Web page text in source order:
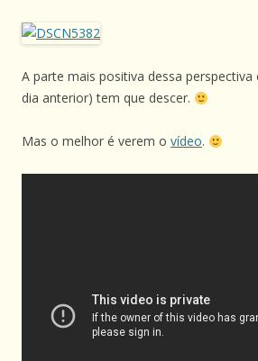
A parte mais positiva dessa
dia anterior) tem que descer.
Mas o melhor é verem o vídeo.